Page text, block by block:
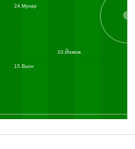
15.Вьон
10.Йомов
24.Мухар